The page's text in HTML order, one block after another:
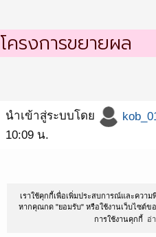
เราใช้คุกกี้เพื่อเพิ่มประสบการณ์และความ
หากคุณกด "ยอมรับ" หรือใช้งานเว็บไซต์ข
การใช้งานคุกกี้
อ่
โครงการขยายผล
นำเข้าสู่ระบบโดย
10:09 น.
@Copyright 2016 สถาบันนโย
ตำบลหาดใหญ่ อำเภอหาดใหญ่ จังหวัด
สถาบันนโยบายสาธารณะ ม.สง